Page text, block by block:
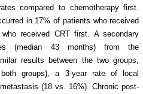
compared to chemotherapy first.
in 17% of patients who received
received CRT first. A secondary
(median 43 months) from the
results between the two groups,
groups), a 3-year rate of local
(18 vs. 16%). Chronic post-